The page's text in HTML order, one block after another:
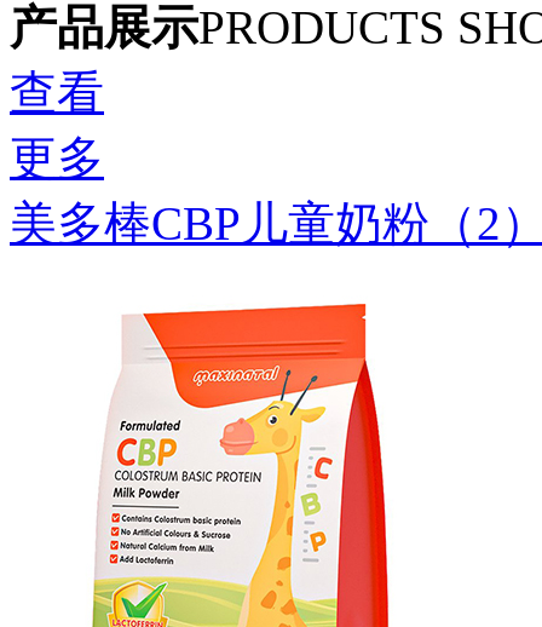
产品展示PRODUCTS
查看
更多
美多棒CBP儿童奶粉（2